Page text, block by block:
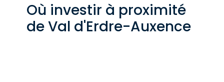
Où investir à proximité
de Val d'Erdre-Auxence